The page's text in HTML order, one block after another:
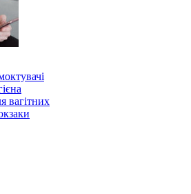
вагітних